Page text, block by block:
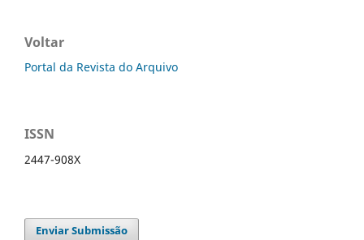
Voltar
Portal da Revista do Arquivo
ISSN
2447-908X
Enviar Submissão